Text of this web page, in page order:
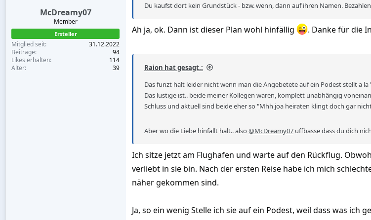
McDreamy07
Member
Ersteller
Mitglied seit
31.12.2022
Beiträge
94
Likes erhalten
114
Alter
39
Du kaufst dort kein Grundstück - bzw. wenn, dann auf ihren Namen.
Ah ja, ok. Dann ist dieser Plan wohl hinfällig . Danke für die
Raion hat gesagt.:
Das funzt halt leider nicht wenn man die Angebetete auf ein Podest stellt a
Das lustige ist.. beide meiner Kollegen waren, komplett unabhängig
Schluss und aktuell sind beide eher so "Mhh joa heiraten klingt doch gar
Aber wo die Liebe hinfällt halt.. also @McDreamy07 uffbasse dass du dich
Ich sitze jetzt am Flughafen und warte auf den Rückflug.
verliebt in sie bin. Nach der ersten Reise habe ich mich
näher gekommen sind.
Ja, so ein wenig Stelle ich sie auf ein Podest, weil dass was